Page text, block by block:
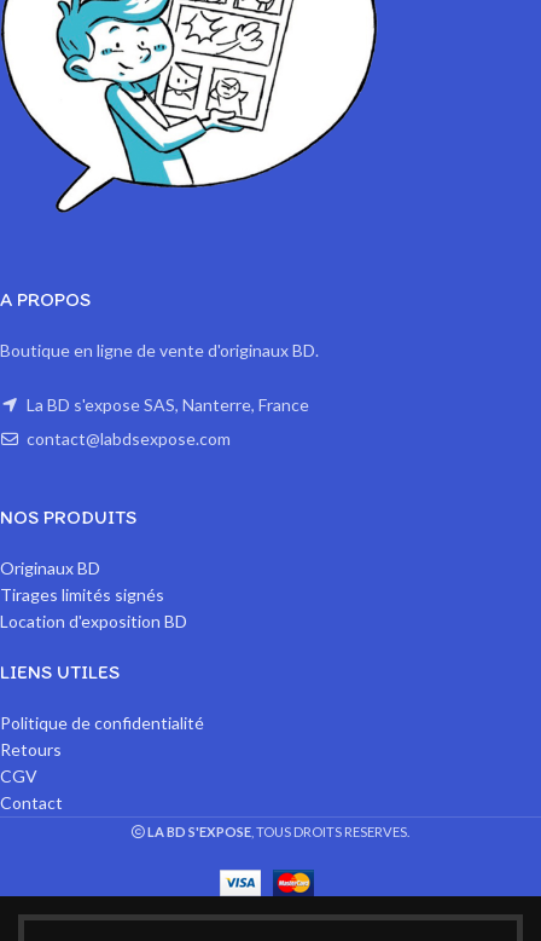
A PROPOS
Boutique en ligne de vente d'originaux BD.
La BD s'expose SAS, Nanterre, France
contact@labdsexpose.com
NOS PRODUITS
Originaux BD
Tirages limités signés
Location d'exposition BD
LIENS UTILES
Politique de confidentialité
Retours
CGV
Contact
LA BD S'EXPOSE , TOUS DROITS RESERVES.